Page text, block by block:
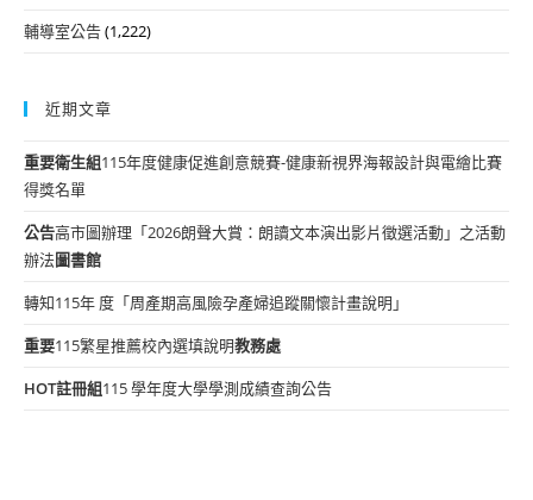
輔導室公告(1,222)
近期文章
重要衛生組115年度健康促進創意競賽-健康新視界海報設計與電繪比賽
得獎名單
公告高市圖辦理「2026朗聲大賞：朗讀文本演出影片徵選活動」之活動
辦法圖書館
轉知115年 度「周產期高風險孕產婦追蹤關懷計畫說明」
重要115繁星推薦校內選填說明教務處
HOT註冊組115 學年度大學學測成績查詢公告